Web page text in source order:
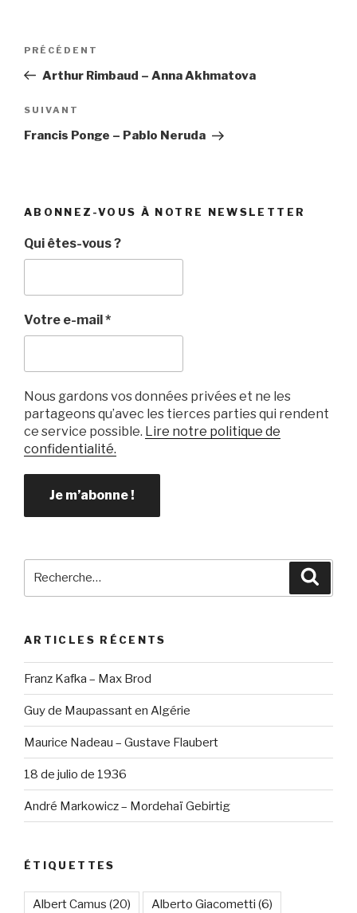
Navigation
l’article
Article
précédent
PRÉCÉDENT
Arthur Rimbaud – Anna Akhmatova
Article
suivant
SUIVANT
Francis Ponge – Pablo Neruda
ABONNEZ-VOUS À NOTRE NEWSLETTER
Qui êtes-vous ?
Votre e-mail*
Nous gardons vos données privées et ne les
partageons qu’avec les tierces parties qui rendent
ce service possible. Lire notre politique de
confidentialité.
ARTICLES RÉCENTS
Franz Kafka – Max Brod
Guy de Maupassant en Algérie
Maurice Nadeau – Gustave Flaubert
18 de julio de 1936
André Markowicz – Mordehaï Gebirtig
ÉTIQUETTES
Albert Camus (20) Alberto Giacometti (6)